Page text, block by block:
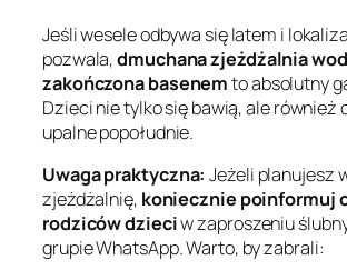
Jeśli wesele odbywa się latem i
pozwala,dmuchana zjeżdżalnia
zakończona basenemto absolutny
Dzieci nie tylko się bawią, ale również
upalne popołudnie.
Uwaga praktyczna: Jeżeli planujesz
zjeżdżalnię, koniecznie poinformuj
rodziców dzieciw zaproszeniu
grupie WhatsApp. Warto, by zabrali: